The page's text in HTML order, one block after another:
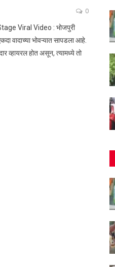
0
Viral Video : भोजपुरी
वादाच्या भोवऱ्यात सापडला आहे.
व्हायरल होत असून, त्यामध्ये तो